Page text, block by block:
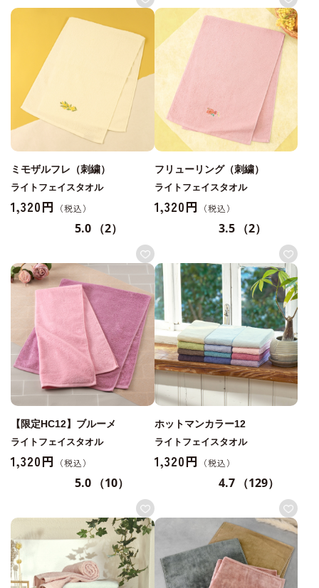
ミモザルフレ（刺繍）
ライトフェイスタオル
1,320円
5.0 （2）
フリューリング（刺繍）
ライトフェイスタオル
1,320円
3.5 （2）
【限定HC12】ブルーメ
ライトフェイスタオル
1,320円
5.0 （10）
ホットマンカラー12
ライトフェイスタオル
1,320円
4.7 （129）